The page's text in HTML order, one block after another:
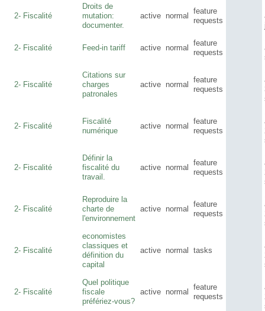
2- Fiscalité
Droits de
mutation:
documenter.
active normal
feature
requests
2- Fiscalité Feed-in tariff active normal
feature
requests
2- Fiscalité
Citations sur
charges
patronales
active normal
feature
requests
2- Fiscalité
Fiscalité
numérique
active normal
feature
requests
2- Fiscalité
Définir la
fiscalité du
travail.
active normal
feature
requests
2- Fiscalité
Reproduire la
charte de
l'environnement
active normal
feature
requests
2- Fiscalité
economistes
classiques et
définition du
capital
active normal tasks
2- Fiscalité
Quel politique
fiscale
préfériez-vous?
active normal
feature
requests